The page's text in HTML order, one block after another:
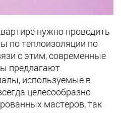
нужно проводить
по теплоизоляции по
с этим, современные
предлагают
используемые в
целесообразно
мастеров, так